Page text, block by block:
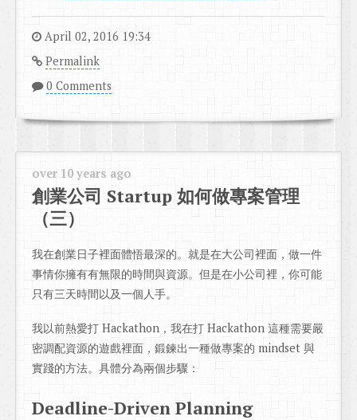
April 02, 2016 19:34
Permalink
0 Comments
over 10 years ago
創業公司 Startup 如何做專案管理
（三）
我在創業日子裡面體悟最深的。就是在大公司裡面，做一件
事情你擁有有無限的時間與資源。但是在小公司裡，你可能
只有三天時間以及一個人手。
我以前熱愛打 Hackathon，我在打 Hackathon 這種需要嚴
密調配資源的遊戲裡面，鍛鍊出一種做專案的 mindset 與
實踐的方法。具體分為兩個步驟：
Deadline-Driven Planning